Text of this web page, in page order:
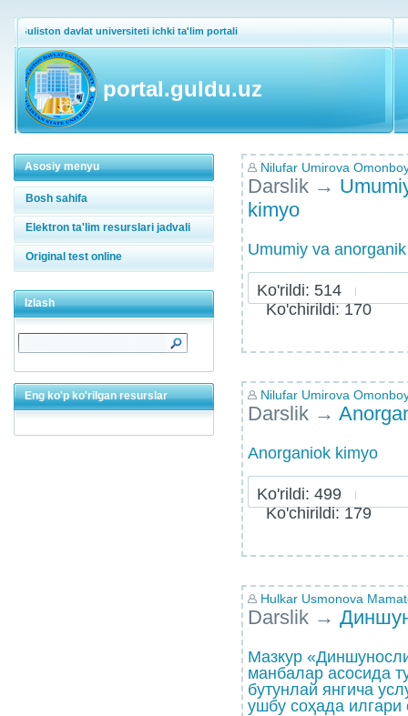
Guliston davlat universiteti ichki ta'lim portali
portal.guldu.uz
Asosiy menyu
Bosh sahifa
Elektron ta'lim resurslari jadvali
Original test online
Izlash
Eng ko'p ko'rilgan resurslar
Nilufar Umirova
Darslik →
kimyo
Umumiy va
Ko'rildi: 514
Ko'chirildi: 170
Nilufar Umirova
Darslik →
Anorganiok kimyo
Ko'rildi: 499
Ko'chirildi: 179
Hulkar Usmonova
Darslik →
Мазкур
манбалар асосида
бутунлай янгича
ушбу соҳада илгари